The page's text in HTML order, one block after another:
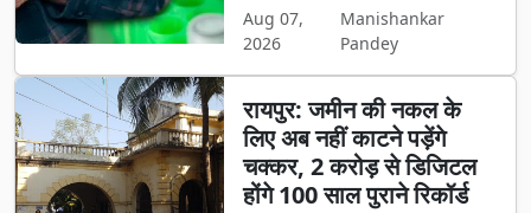
Aug 07,
2026
Manishankar
Pandey
रायपुर: जमीन की नकल के
लिए अब नहीं काटने पड़ेंगे
चक्कर, 2 करोड़ से डिजिटल
होंगे 100 साल पुराने रिकॉर्ड